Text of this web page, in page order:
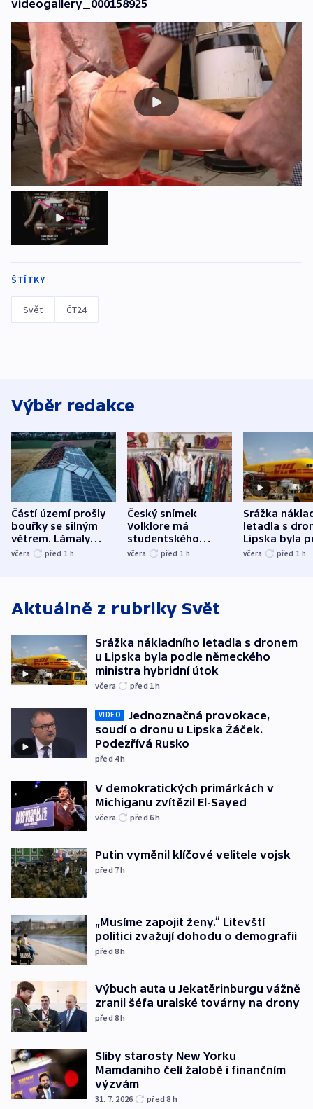
videogallery_000158925
ŠTÍTKY
Svět ČT24
Výběr redakce
Částí území prošly
bouřky se silným
větrem. Lámaly
stromy a poničily
včera před 1 h
Český snímek
Volklore má
studentského
Oscara, zabojuje o
včera před 1 h
Srážka
letadla s
Lipska byla
německého
včera před 1 h
Aktuálně z rubriky Svět
Srážka nákladního letadla s dronem
u Lipska byla podle německého
ministra hybridní útok
včera před 1h
VIDEO
Jednoznačná provokace,
soudí o dronu u Lipska Žáček.
Podezřívá Rusko
před 4h
V demokratických primárkách v
Michiganu zvítězil El-Sayed
včera před 6h
Putin vyměnil klíčové velitele vojsk
před 7h
„Musíme zapojit ženy.“ Litevští
politici zvažují dohodu o demografii
před 8h
Výbuch auta u Jekatěrinburgu vážně
zranil šéfa uralské továrny na drony
před 8h
Sliby starosty New Yorku
Mamdaniho čelí žalobě i finančním
výzvám
31. 7. 2026 před 8 h